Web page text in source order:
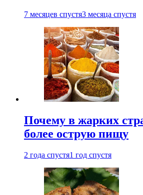
7 месяцев спустя3 месяца спустя
Почему в жарких
более острую пищу
2 года спустя1 год спустя